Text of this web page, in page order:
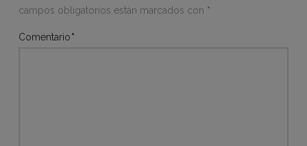
campos obligatorios están marcados con *
Comentario*